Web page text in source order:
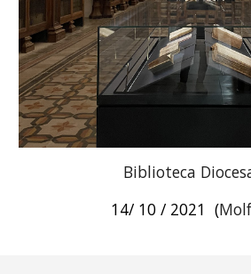
Biblioteca
14/ 10 / 2021 (